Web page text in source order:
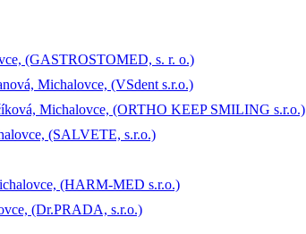
(GASTROSTOMED, s. r. o.)
Michalovce, (VSdent s.r.o.)
Michalovce, (ORTHO KEEP SMILING s.r.o.)
(SALVETE, s.r.o.)
(HARM-MED s.r.o.)
(Dr.PRADA, s.r.o.)